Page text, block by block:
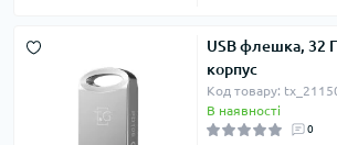
USB флешка, 32
корпус
Код товару:
В наявності
0